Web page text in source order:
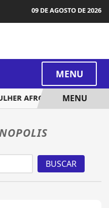
09 DE AGOSTO DE 2026
MENU
AFRO-LATINO-MENU
BUSCAR